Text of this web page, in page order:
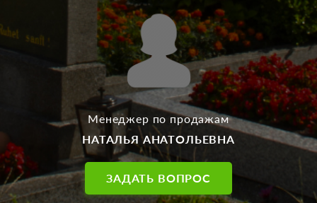
Менеджер по продажам
НАТАЛЬЯ АНАТОЛЬЕВНА
ЗАДАТЬ ВОПРОС